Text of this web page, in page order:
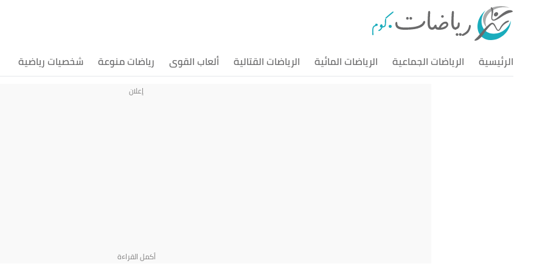
الرئيسية الرياضات الجماعية الرياضات المائية الرياضات القتالية ألعاب القوى رياضات منوعة شخصيات رياضية